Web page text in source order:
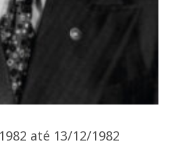
até 13/12/1982